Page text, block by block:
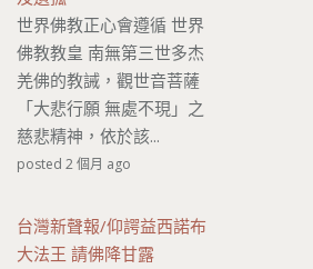
世界佛教正心會遵循 世界
佛教教皇 南無第三世多杰
羌佛的教誡，觀世音菩薩
「大悲行願 無處不現」之
慈悲精神，依於該...
posted 2 個月 ago
台灣新聲報/仰諤益西諾布
大法王 請佛降甘露